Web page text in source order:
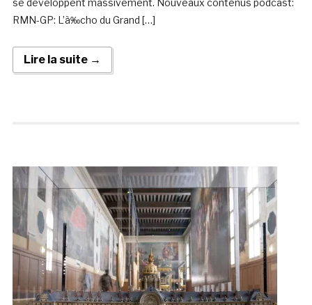
se développent massivement. Nouveaux contenus podcast:
RMN-GP: L’à‰cho du Grand […]
Lire la suite →